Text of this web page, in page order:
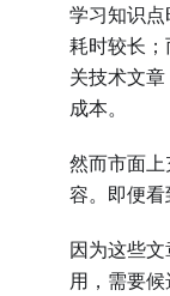
学习知识
耗时较长
关技术文
成本。
然而市面
容。即便
因为这些
用，需要